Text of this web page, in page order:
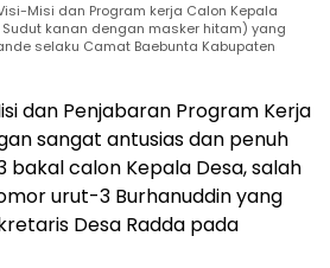
Misi dan Program kerja Calon Kepala
kanan dengan masker hitam) yang
selaku Camat Baebunta Kabupaten
dan Penjabaran Program Kerja
sangat antusias dan penuh
calon Kepala Desa, salah
urut-3 Burhanuddin yang
Desa Radda pada